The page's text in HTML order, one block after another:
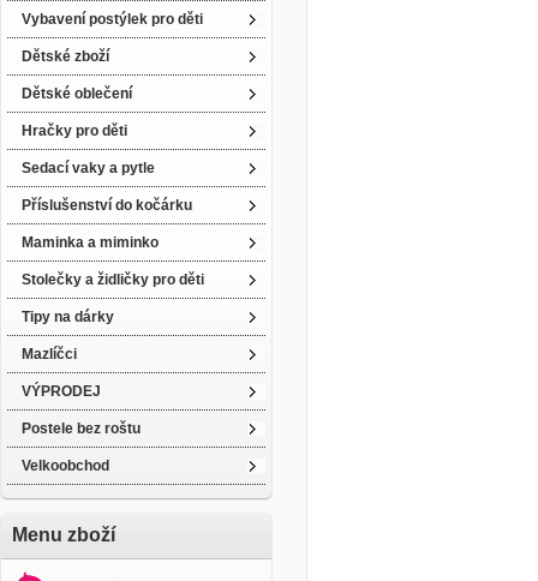
Vybavení postýlek pro děti
Dětské zboží
Dětské oblečení
Hračky pro děti
Sedací vaky a pytle
Příslušenství do kočárku
Maminka a miminko
Stolečky a židličky pro děti
Tipy na dárky
Mazlíčci
VÝPRODEJ
Postele bez roštu
Velkoobchod
Menu zboží